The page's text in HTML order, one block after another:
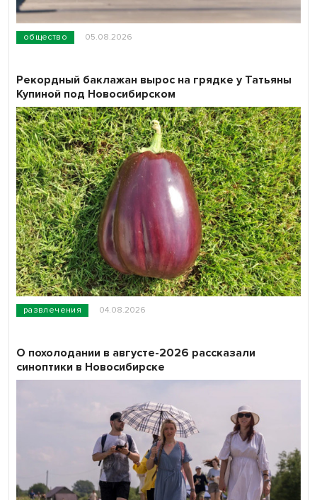
общество 05.08.2026
развлечения 04.08.2026
Рекордный баклажан вырос на грядке у Татьяны
Купиной под Новосибирском
О похолодании в августе-2026 рассказали
синоптики в Новосибирске